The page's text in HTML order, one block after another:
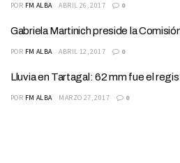
POR FM ALBA ABRIL 26, 2017 0
Gabriela Martinich preside la
POR FM ALBA ABRIL 12, 2017 0
Lluvia en Tartagal: 62 mm fue el
POR FM ALBA MARZO 27, 2017 0